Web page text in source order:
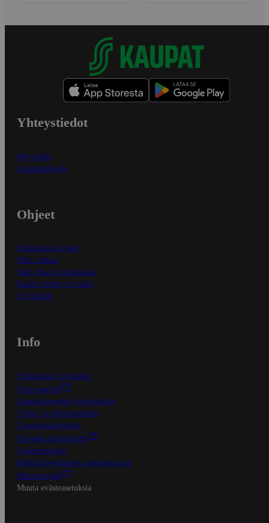
Yhteystiedot
Myymälät
Asiakaspalvelu
Ohjeet
Ensitilaajan ohjeet
Näin maksat
Näin tilaat ja muokkaat
Kaikki ohjeet ja vinkit
In English
Info
S-Business yrityksille
Oiva-raportit
Osuuskauppojen yhteystiedot
Tilaus- ja toimitusehdot
Tietosuojakäytäntö
Palvelun käyttöehdot
Saavutettavuus
Mobiilisovelluksen saavutettavuus
Mainostajalle
Muuta evästeasetuksia